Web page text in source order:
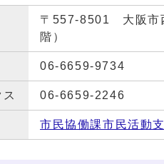
〒557-8501 大阪市
階）
06-6659-9734
06-6659-2246
市民協働課市民活動